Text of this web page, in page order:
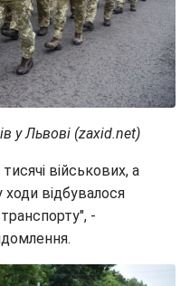
у Львові (zaxid.net)
військових, а
відбувалося
-